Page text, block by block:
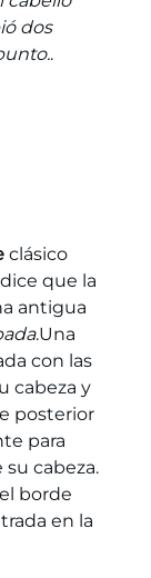
dos
.
clásico
que la
antigua
.Una
con las
cabeza y
posterior
para
cabeza.
borde
en la